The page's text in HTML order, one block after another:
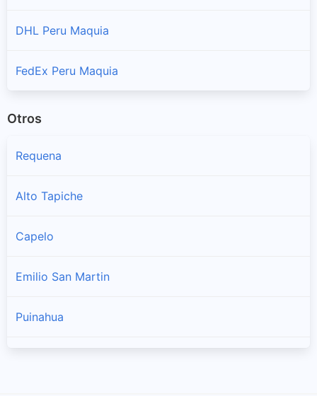
DHL Peru Maquia
FedEx Peru Maquia
Otros
Requena
Alto Tapiche
Capelo
Emilio San Martin
Puinahua